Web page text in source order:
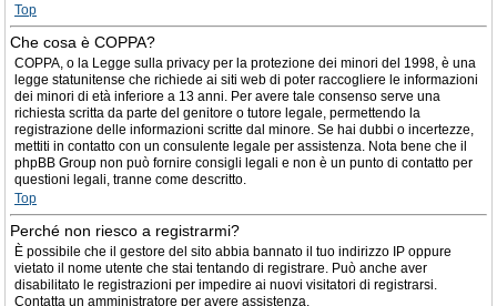
Top
Che cosa è COPPA?
COPPA, o la Legge sulla privacy per la protezione dei minori del 1998, è una
legge statunitense che richiede ai siti web di poter raccogliere le informazioni
dei minori di età inferiore a 13 anni. Per avere tale consenso serve una
richiesta scritta da parte del genitore o tutore legale, permettendo la
registrazione delle informazioni scritte dal minore. Se hai dubbi o incertezze,
mettiti in contatto con un consulente legale per assistenza. Nota bene che il
phpBB Group non può fornire consigli legali e non è un punto di contatto per
questioni legali, tranne come descritto.
Top
Perché non riesco a registrarmi?
È possibile che il gestore del sito abbia bannato il tuo indirizzo IP oppure
vietato il nome utente che stai tentando di registrare. Può anche aver
disabilitato le registrazioni per impedire ai nuovi visitatori di registrarsi.
Contatta un amministratore per avere assistenza.